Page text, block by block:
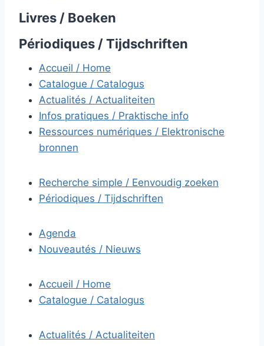
Livres / Boeken
Périodiques / Tijdschriften
Accueil / Home
Catalogue / Catalogus
Actualités / Actualiteiten
Infos pratiques / Praktische info
Ressources numériques / Elektronische
bronnen
Recherche simple / Eenvoudig zoeken
Périodiques / Tijdschriften
Agenda
Nouveautés / Nieuws
Accueil / Home
Catalogue / Catalogus
Actualités / Actualiteiten